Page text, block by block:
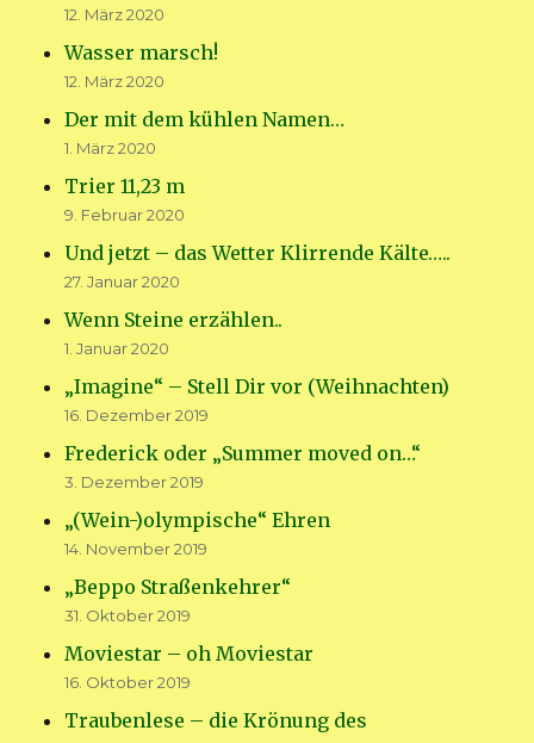
12. März 2020
Wasser marsch!
12. März 2020
Der mit dem kühlen Namen…
1. März 2020
Trier 11,23 m
9. Februar 2020
Und jetzt – das Wetter Klirrende Kälte…..
27. Januar 2020
Wenn Steine erzählen..
1. Januar 2020
„Imagine“ – Stell Dir vor (Weihnachten)
16. Dezember 2019
Frederick oder „Summer moved on…“
3. Dezember 2019
„(Wein-)olympische“ Ehren
14. November 2019
„Beppo Straßenkehrer“
31. Oktober 2019
Moviestar – oh Moviestar
16. Oktober 2019
Traubenlese – die Krönung des